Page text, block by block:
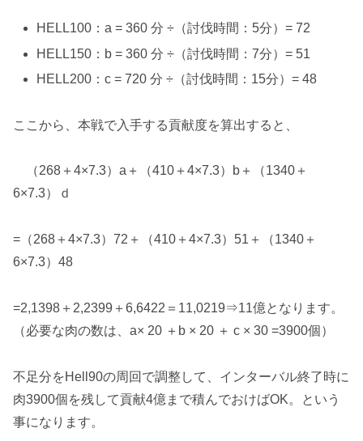
HELL100：a = 360 分 ÷（討伐時間：5分）= 72
HELL150：b = 360 分 ÷（討伐時間：7分）= 51
HELL200：c = 720 分 ÷（討伐時間：15分）= 48
ここから、本戦で入手する貢献度を算出すると、
（268＋4×7.3）a＋（410＋4×7.3）b＋（1340＋
6×7.3）ｄ
=（268＋4×7.3）72＋（410＋4×7.3）51＋（1340＋
6×7.3）48
=2,1398＋2,2399＋6,6422＝11,0219⇒11億となります。
（必要な肉の数は、a× 20 ＋b × 20 ＋ c × 30 =3900個）
不足分をHell90の周回で調整して、インターバル終了時に
肉3900個を残して貢献4億まで積んでおけばOK。という
事になります。